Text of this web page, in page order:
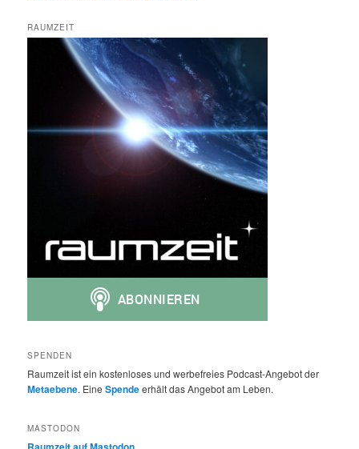
RAUMZEIT
SPENDEN
Raumzeit ist ein kostenloses und werbefreies Podcast-Angebot der
Metaebene. EineSpendeerhält das Angebot am Leben.
MASTODON